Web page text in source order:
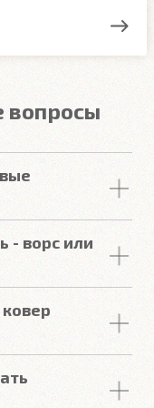
вопросы
Серый двух
Коричневый,
- ворс или
мойки.
её. Ворс -